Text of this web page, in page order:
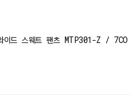
이드 스웨트 팬츠 MTP301-Z / 7CO